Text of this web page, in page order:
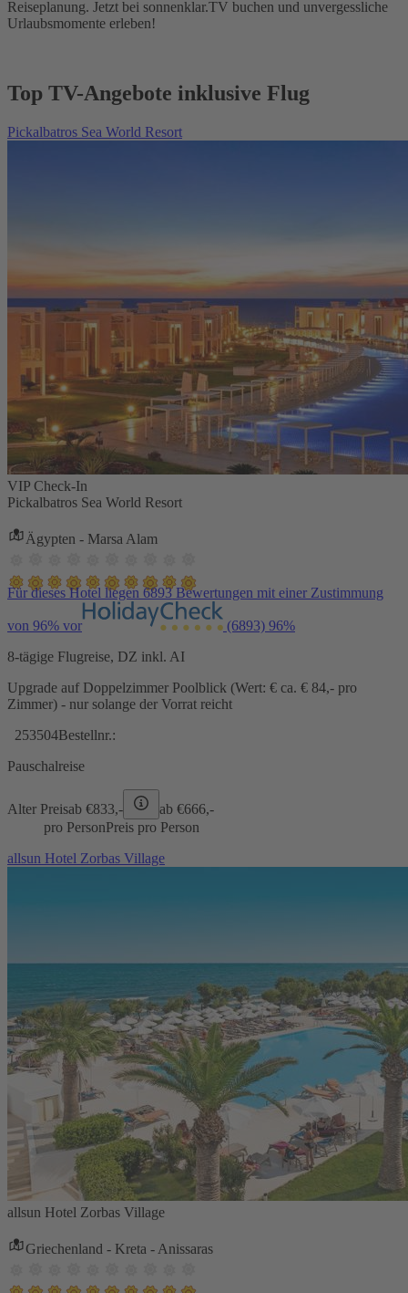
Reiseplanung. Jetzt bei sonnenklar.TV buchen und unvergessliche
Urlaubsmomente erleben!
Top TV-Angebote inklusive Flug
Pickalbatros Sea World Resort
VIP Check-In
Pickalbatros Sea World Resort
Ägypten - Marsa Alam
Für dieses Hotel liegen 6893 Bewertungen mit einer Zustimmung
von 96% vor (6893) 96%
8-tägige Flugreise, DZ inkl. AI
Upgrade auf Doppelzimmer Poolblick (Wert: € ca. € 84,- pro
Zimmer) - nur solange der Vorrat reicht
253504Bestellnr.:
Pauschalreise
Alter Preisab €833,- ab €666,-
pro PersonPreis pro Person
allsun Hotel Zorbas Village
allsun Hotel Zorbas Village
Griechenland - Kreta - Anissaras